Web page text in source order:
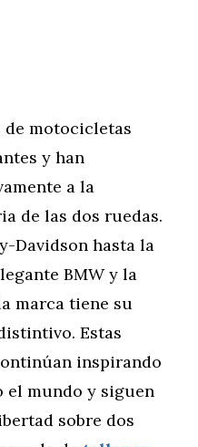
de motocicletas
y han
a la
de las dos ruedas.
Davidson hasta la
BMW y la
marca tiene su
Estas
inspirando
el mundo y siguen
sobre dos